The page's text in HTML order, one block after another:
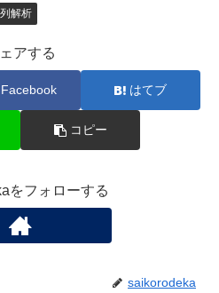
解析
アする
Facebook はてブ
コピー
をフォローする
saikorodeka